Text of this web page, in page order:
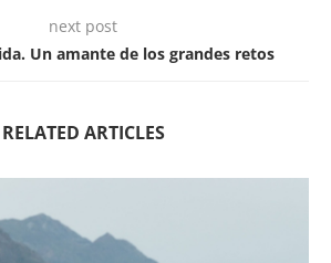
next post
Un amante de los grandes retos
RELATED ARTICLES